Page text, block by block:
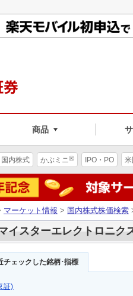
商品
国内株式 かぶミニ® IPO・PO
マーケット情報 > 国内株式株価検索
イスターエレクトロニク
チェックした銘柄･指標
証)